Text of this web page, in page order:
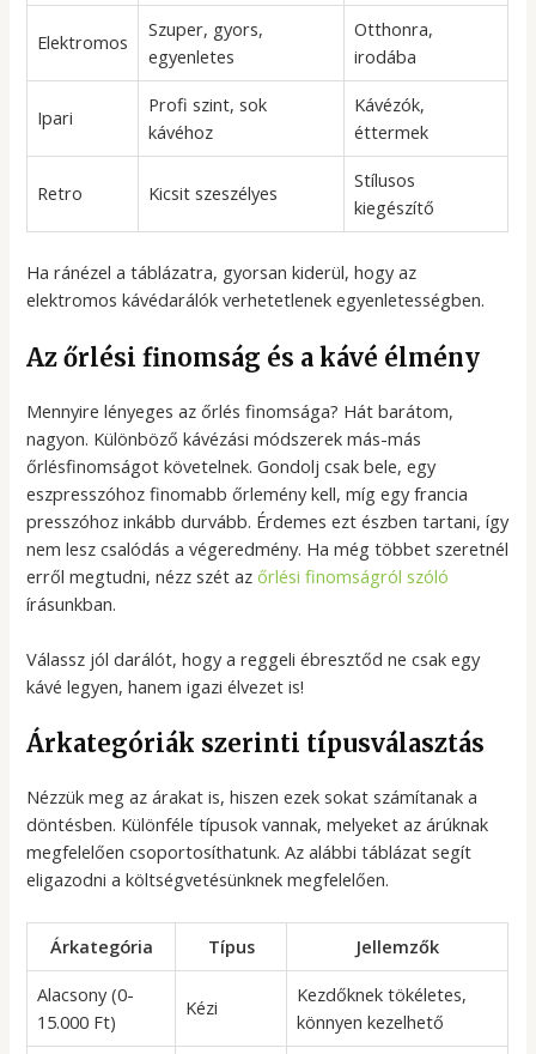
Elektromos
Szuper, gyors,
egyenletes
Otthonra,
irodába
Ipari
Profi szint, sok
kávéhoz
Kávézók,
éttermek
Retro Kicsit szeszélyes
Stílusos
kiegészítő
Ha ránézel a táblázatra, gyorsan kiderül, hogy az
elektromos kávédarálók verhetetlenek egyenletességben.
Az őrlési finomság és a kávé élmény
Mennyire lényeges az őrlés finomsága? Hát barátom,
nagyon. Különböző kávézási módszerek más-más
őrlésfinomságot követelnek. Gondolj csak bele, egy
eszpresszóhoz finomabb őrlemény kell, míg egy francia
presszóhoz inkább durvább. Érdemes ezt észben tartani, így
nem lesz csalódás a végeredmény. Ha még többet szeretnél
erről megtudni, nézz szét azőrlési finomságról szóló
írásunkban.
Válassz jól darálót, hogy a reggeli ébresztőd ne csak egy
kávé legyen, hanem igazi élvezet is!
Árkategóriák szerinti típusválasztás
Nézzük meg az árakat is, hiszen ezek sokat számítanak a
döntésben. Különféle típusok vannak, melyeket az árúknak
megfelelően csoportosíthatunk. Az alábbi táblázat segít
eligazodni a költségvetésünknek megfelelően.
Árkategória Típus
Jellemzők
Alacsony (0-
15.000 Ft)
Kézi
Kezdőknek tökéletes,
könnyen kezelhető